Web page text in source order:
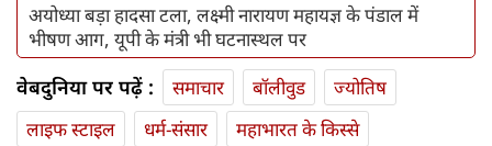
अयोध्या बड़ा हादसा टला, लक्ष्मी नारायण महायज्ञ के पंडाल में
भीषण आग, यूपी के मंत्री भी घटनास्थल पर
वेबदुनिया पर पढ़ें : समाचार बॉलीवुड
ज्योतिष
लाइफ स्‍टाइल
धर्म-संसार
महाभारत के किस्से